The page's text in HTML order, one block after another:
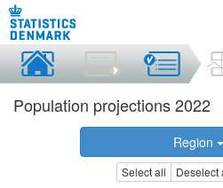
Population projections 2022
Region
Select all Deselect